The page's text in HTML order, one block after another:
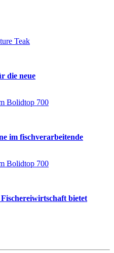
die neue
im fischverarbeitende
bietet